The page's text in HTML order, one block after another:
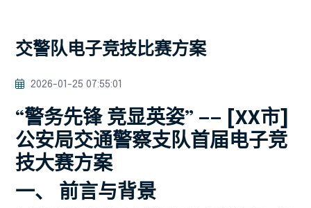
交警队电子竞技比赛方案
2026-01-25 07:55:01
“警务先锋 竞显英姿” —— [XX市]
公安局交通警察支队首届电子竞
技大赛方案
一、 前言与背景